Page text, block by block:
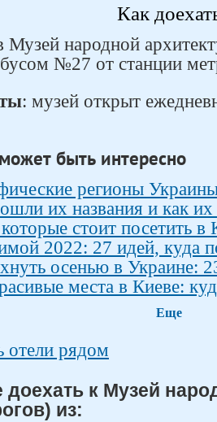
Как
Музей народной
№27 от станции
: музей открыт
быть интересно
регионы
их названия и как
стоит посетить в
2022: 27 идей, куда
осенью в Украине:
места в Киеве:
Еще
отели рядом
доехать к Музей
из: